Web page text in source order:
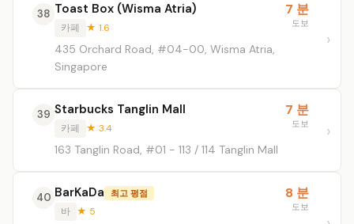
38 Toast Box (Wisma Atria)
카페 ★ 1.6
435 Orchard Road, #04-00, Wisma Atria,
Singapore
7 분
도보
39 Starbucks Tanglin Mall
카페 ★ 3.4
163 Tanglin Road, #01 - 113 / 114 Tanglin Mall
7 분
도보
40 BarKaDa 최고 평점
바 ★ 5
8 분
도보